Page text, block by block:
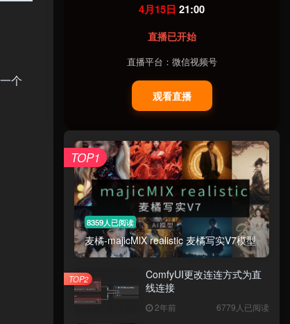
个
4月15日 21:00
直播已开始
直播平台：微信视频号
观看直播
8359人已阅读
麦橘-majicMlX realistic 麦橘写实V7模型
TOP1
ComfyUI更改连连方式为直
线连接
2年前 6779人已阅读
TOP2